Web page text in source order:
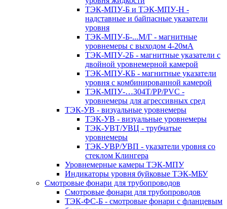
ТЭК-МПУ-Б и ТЭК-МПУ-Н -
надставные и байпасные указатели
уровня
ТЭК-МПУ-Б-...М/Г - магнитные
уровнемеры с выходом 4-20мА
ТЭК-МПУ-2Б - магнитные указатели с
двойной уровнемерной камерой
ТЭК-МПУ-КБ - магнитные указатели
уровня с комбинированной камерой
ТЭК-МПУ-…304Т/PP/PVC -
уровнемеры для агрессивных сред
ТЭК-УВ - визуальные уровнемеры
ТЭК-УВ - визуальные уровнемеры
ТЭК-УВТ/УВЦ - трубчатые
уровнемеры
ТЭК-УВР/УВП - указатели уровня со
стеклом Клингера
Уровнемерные камеры ТЭК-МПУ
Индикаторы уровня буйковые ТЭК-МБУ
Смотровые фонари для трубопроводов
Смотровые фонари для трубопроводов
ТЭК-ФС-Б - смотровые фонари с фланцевым